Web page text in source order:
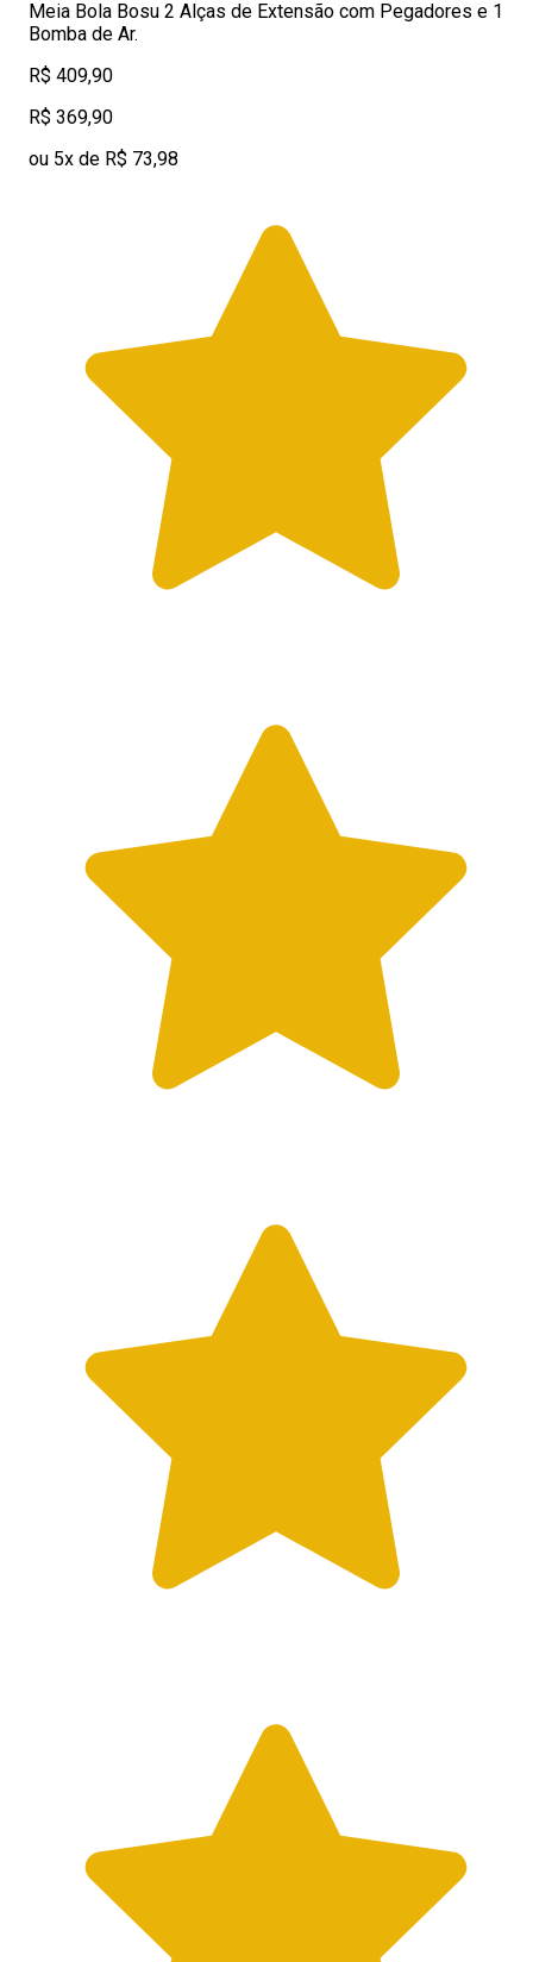
Meia Bola Bosu 2 Alças de Extensão com Pegadores e 1
Bomba de Ar.
R$ 409,90
R$ 369,90
ou 5x de R$ 73,98